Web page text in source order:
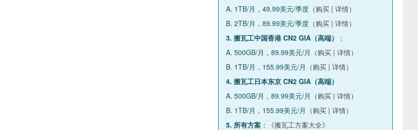
A. 1TB/月，49.99美元/季度（购买 | 详情）
B. 2TB/月，89.99美元/季度（购买 | 详情）
3. 搬瓦工中国香港 CN2 GIA（高端）
：
A. 500GB/月，89.99美元/月（购买 | 详情）
B. 1TB/月，155.99美元/月（购买 | 详情）
4. 搬瓦工日本东京 CN2 GIA（高端）
A. 500GB/月，89.99美元/月（购买 | 详情）
B. 1TB/月，155.99美元/月（购买 | 详情）
5. 所有方案 ：《搬瓦工方案大全》